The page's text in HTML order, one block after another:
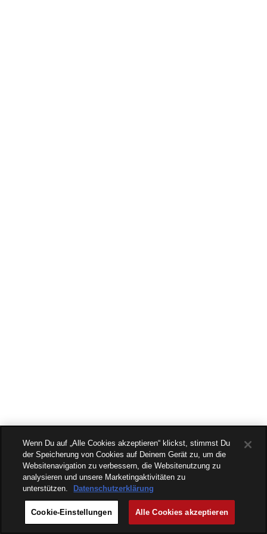
Wenn Du auf „Alle Cookies akzeptieren“ klickst, stimmst Du
der Speicherung von Cookies auf Deinem Gerät zu, um die
Websitenavigation zu verbessern, die Websitenutzung zu
analysieren und unsere Marketingaktivitäten zu
unterstützen.
Datenschutzerklärung
Cookie-Einstellungen Alle Cookies akzeptieren